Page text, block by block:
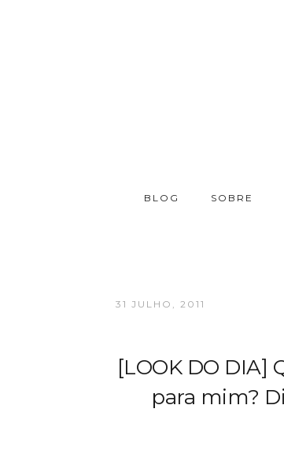
BLOG SOBRE
31 JULHO, 2011
[LOOK DO DIA]
para mim?